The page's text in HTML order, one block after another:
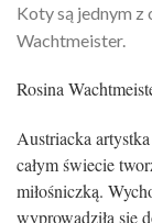
Koty są jednym
Wachtmeister.
Rosina
Austriacka
całym świecie
miłośniczką.
wyprowadziła się